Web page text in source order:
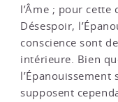
l’Âme ; pour cette
Désespoir,
conscience sont
intérieure. Bien
supposent